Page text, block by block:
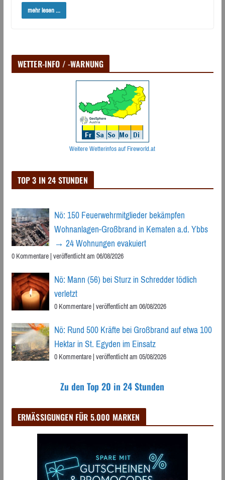
mehr lesen ...
WETTER-INFO / -WARNUNG
Weitere Wetterinfos auf Fireworld.at
TOP 3 IN 24 STUNDEN
Nö: 150 Feuerwehrmitglieder bekämpfen
Wohnanlagen-Großbrand in Kematen a.d. Ybbs
→ 24 Wohnungen evakuiert
0 Kommentare|veröffentlicht am 06/08/2026
Nö: Mann (56) bei Sturz in Schredder tödlich
verletzt
0 Kommentare|veröffentlicht am 06/08/2026
Nö: Rund 500 Kräfte bei Großbrand auf etwa 100
Hektar in St. Egyden im Einsatz
0 Kommentare|veröffentlicht am 05/08/2026
Zu den Top 20 in 24 Stunden
ERMÄSSIGUNGEN FÜR 5.000 MARKEN